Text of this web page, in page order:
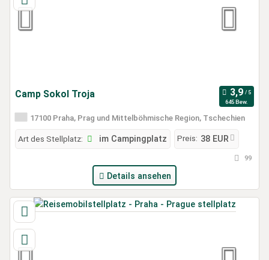
Camp Sokol Troja
645 Bew.
17100 Praha, Prag und Mittelböhmische Region, Tschechien
Art des Stellplatz: im Campingplatz Preis: 38 EUR
99
Details ansehen